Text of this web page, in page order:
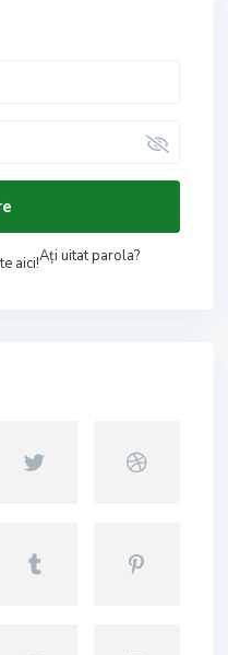
aici!Aţi uitat parola?